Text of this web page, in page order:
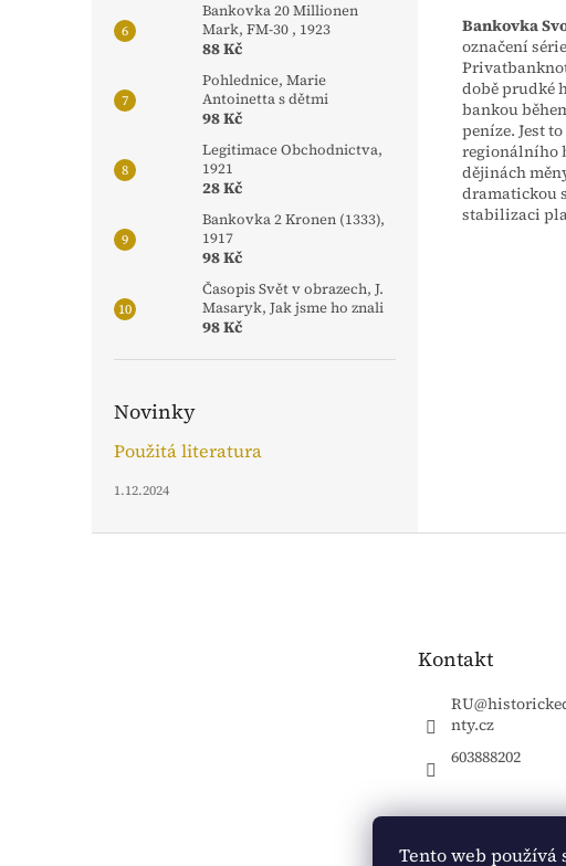
Tento web používá
Bankovka 20 Millionen
Mark, FM-30 , 1923
88 Kč
Pohlednice, Marie
Antoinetta s dětmi
98 Kč
Legitimace Obchodnictva,
1921
28 Kč
Bankovka 2 Kronen (1333),
1917
98 Kč
Časopis Svět v obrazech, J.
Masaryk, Jak jsme ho znali
98 Kč
Novinky
Použitá literatura
1.12.2024
Bankovka
označení
době prudké
bankou
peníze. Jest
regionálního
dějinách
dramatickou
stabilizaci
Kontakt
RU@
nty.cz
603888202